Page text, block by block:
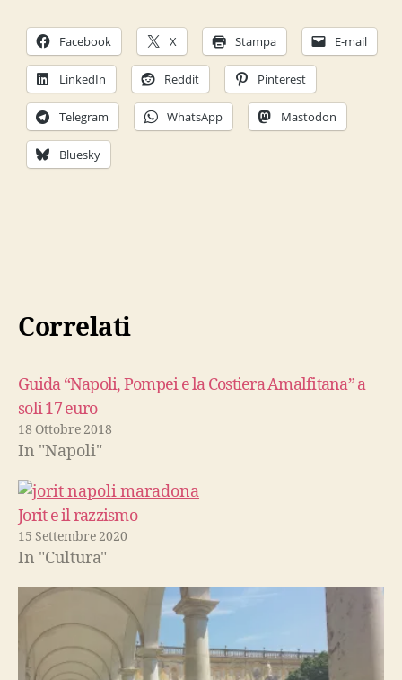
Facebook X Stampa E-mail
LinkedIn Reddit Pinterest
Telegram WhatsApp Mastodon
Bluesky
Correlati
Guida “Napoli, Pompei e la Costiera Amalfitana” a
soli 17 euro
18 Ottobre 2018
In "Napoli"
Jorit e il razzismo
15 Settembre 2020
In "Cultura"